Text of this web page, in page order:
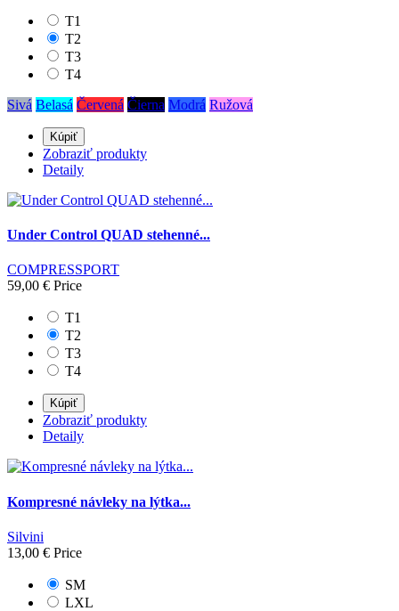
T1
T2
T3
T4
Sivá Belasá Červená Čierna Modrá Ružová
Kúpiť
Zobraziť produkty
Detaily
Under Control QUAD stehenné...
COMPRESSPORT
59,00 € Price
T1
T2
T3
T4
Kúpiť
Zobraziť produkty
Detaily
Kompresné návleky na lýtka...
Silvini
13,00 € Price
SM
LXL